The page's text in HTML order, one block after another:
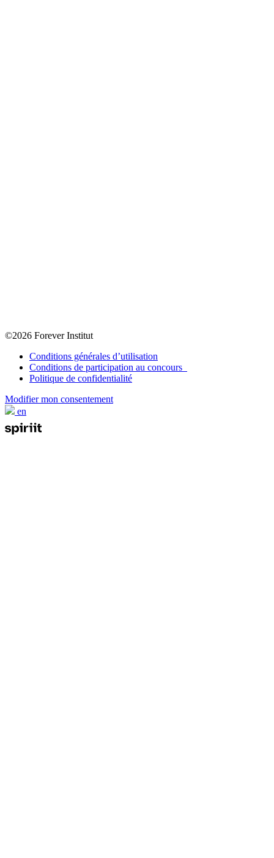
©2026 Forever Institut
Conditions générales d’utilisation
Conditions de participation au concours
Politique de confidentialité
Modifier mon consentement
en